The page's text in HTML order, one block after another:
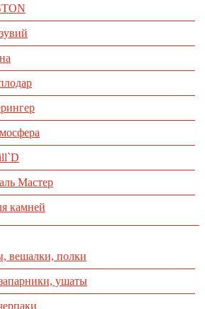
Мастер
камней
вешалки, полки
ушаты